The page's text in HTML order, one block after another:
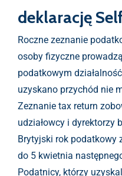
deklarację
Roczne zeznanie
osoby fizyczne
podatkowym
uzyskano przychód nie
Zeznanie tax return
udziałowcy i dyrektorzy
Brytyjski rok podatkowy
do 5 kwietnia
Podatnicy, którzy